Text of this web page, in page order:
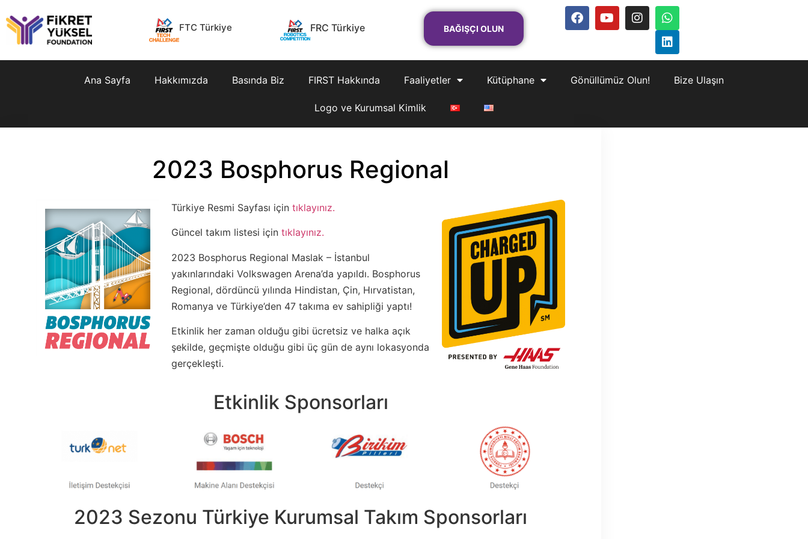
FTC Türkiye FRC Türkiye BAĞIŞÇI OLUN
Ana Sayfa Hakkımızda Basında Biz FIRST Hakkında Faaliyetler Kütüphane Gönüllümüz Olun! Bize Ulaşın
Logo ve Kurumsal Kimlik
2023 Bosphorus Regional
Türkiye Resmi Sayfası için tıklayınız.
Güncel takım listesi için tıklayınız.
2023 Bosphorus Regional Maslak – İstanbul
yakınlarındaki Volkswagen Arena’da yapıldı. Bosphorus
Regional, dördüncü yılında Hindistan, Çin, Hırvatistan,
Romanya ve Türkiye’den 47 takıma ev sahipliği yaptı!
Etkinlik her zaman olduğu gibi ücretsiz ve halka açık
şekilde, geçmişte olduğu gibi üç gün de aynı lokasyonda
gerçekleşti.
Etkinlik Sponsorları
2023 Sezonu Türkiye Kurumsal Takım Sponsorları